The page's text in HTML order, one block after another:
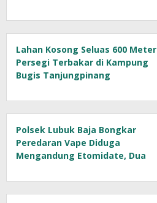
Lahan Kosong Seluas 600 Meter
Persegi Terbakar di Kampung
Bugis Tanjungpinang
Polsek Lubuk Baja Bongkar
Peredaran Vape Diduga
Mengandung Etomidate, Dua